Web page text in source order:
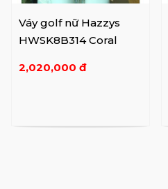
Váy golf nữ Hazzys
HWSK8B314 Coral
2,020,000 đ